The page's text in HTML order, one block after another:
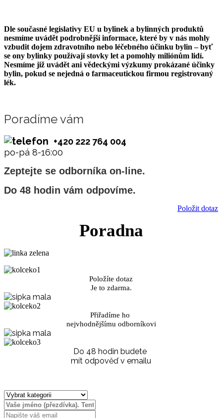
Dle současné legislativy EU u bylinek a bylinných produktů
nesmíme uvádět podrobnější informace, které by v nás mohly
vzbudit dojem zdravotního nebo léčebného účinku bylin – byť
se ony bylinky používají stovky let a pomohly miliónům lidí.
Nesmíme již uvádět ani vědeckými výzkumy prokázané účinky
bylin, pokud se nejedná o farmaceutickou firmou registrovaný
lék.
Poradíme vám
+420 222 764 004
po-pá 8-16:00
Zeptejte se odborníka on-line.
Do 48 hodin vám odpovíme.
Položit dotaz
Poradna
Položíte dotaz
Je to zdarma.
Přiřadíme ho
nejvhodnějšímu odborníkovi
Do 48 hodin budete
mít odpověď v emailu